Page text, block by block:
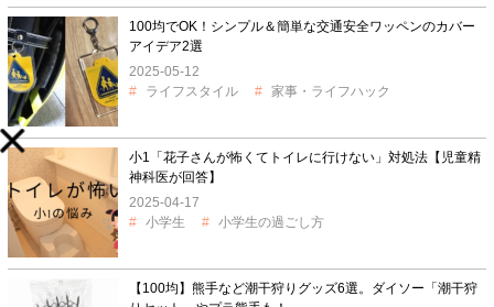
100均でOK！シンプル＆簡単な交通安全ワッペンのカバー
アイデア2選
2025-05-12
ライフスタイル
家事・ライフハック
小1「花子さんが怖くてトイレに行けない」対処法【児童精
神科医が回答】
2025-04-17
小学生
小学生の過ごし方
【100均】熊手など潮干狩りグッズ6選。ダイソー「潮干狩